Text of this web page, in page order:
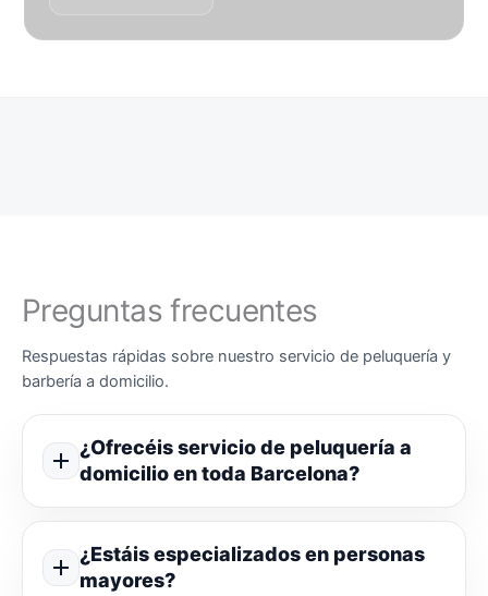
Preguntas frecuentes
Respuestas rápidas sobre nuestro servicio de peluquería y
barbería a domicilio.
¿Ofrecéis servicio de peluquería a
domicilio en toda Barcelona?
¿Estáis especializados en personas
mayores?